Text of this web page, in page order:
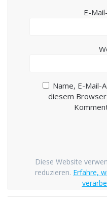
E-
Name, E-Mail-
diesem
Diese Website
reduzieren. Erfahre,